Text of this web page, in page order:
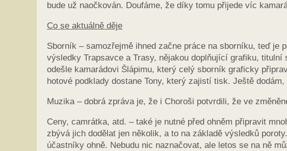
bude už naočkován. Doufáme, že díky tomu přijede víc
Co se aktuálně děje
Sborník – samozřejmě ihned začne práce na sborníku, teď je
výsledky Trapsavce a Trasy, nějakou doplňující grafiku,
odešle kamarádovi Šlápimu, který celý sborník graficky
hotové podklady dostane Tony, který zajistí tisk. Ještě
Muzika – dobrá zpráva je, že i Choroši potvrdili, že ve
Ceny, camrátka, atd. – také je nutné před ohněm připravit
zbývá jich dodělat jen několik, a to na základě výsledků
účastníky ohně. Nebudu nic naznačovat, ale letos se na ně